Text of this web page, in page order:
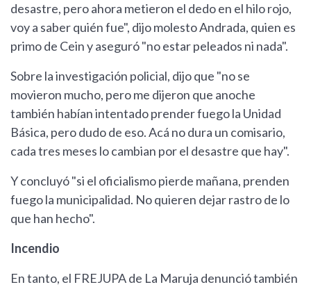
desastre, pero ahora metieron el dedo en el hilo rojo,
voy a saber quién fue", dijo molesto Andrada, quien es
primo de Cein y aseguró "no estar peleados ni nada".
Sobre la investigación policial, dijo que "no se
movieron mucho, pero me dijeron que anoche
también habían intentado prender fuego la Unidad
Básica, pero dudo de eso. Acá no dura un comisario,
cada tres meses lo cambian por el desastre que hay".
Y concluyó "si el oficialismo pierde mañana, prenden
fuego la municipalidad. No quieren dejar rastro de lo
que han hecho".
Incendio
En tanto, el FREJUPA de La Maruja denunció también